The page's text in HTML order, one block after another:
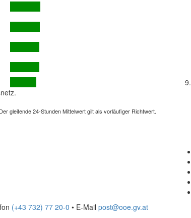
gleitende 24-Stunden Mittelwert gilt als vorläufiger Richtwert.
(+43 732) 77 20-0 • E-Mail post@ooe.gv.at